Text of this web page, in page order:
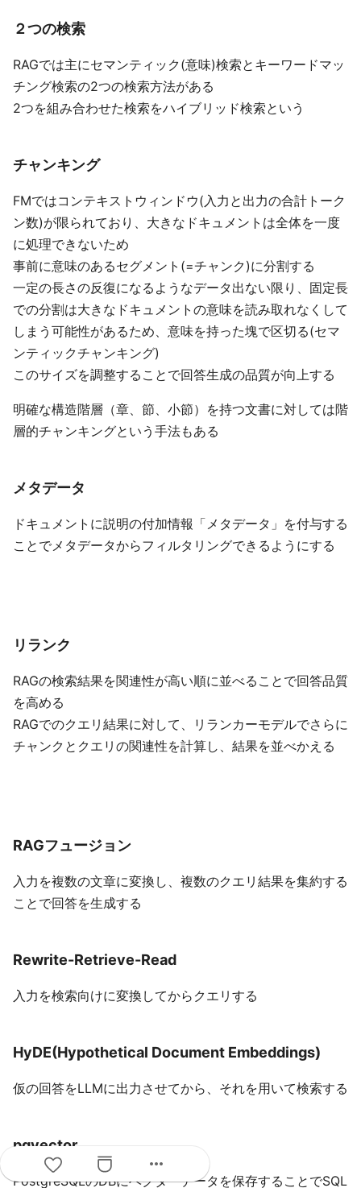
２つの検索
RAGでは主にセマンティック(意味)検索とキーワードマッ
チング検索の2つの検索方法がある
2つを組み合わせた検索をハイブリッド検索という
チャンキング
FMではコンテキストウィンドウ(入力と出力の合計トーク
ン数)が限られており、大きなドキュメントは全体を一度
に処理できないため
事前に意味のあるセグメント(=チャンク)に分割する
一定の長さの反復になるようなデータ出ない限り、固定長
での分割は大きなドキュメントの意味を読み取れなくして
しまう可能性があるため、意味を持った塊で区切る(セマ
ンティックチャンキング)
このサイズを調整することで回答生成の品質が向上する
明確な構造階層（章、節、小節）を持つ文書に対しては階
層的チャンキングという手法もある
メタデータ
ドキュメントに説明の付加情報「メタデータ」を付与する
ことでメタデータからフィルタリングできるようにする
リランク
RAGの検索結果を関連性が高い順に並べることで回答品質
を高める
RAGでのクエリ結果に対して、リランカーモデルでさらに
チャンクとクエリの関連性を計算し、結果を並べかえる
RAGフュージョン
入力を複数の文章に変換し、複数のクエリ結果を集約する
ことで回答を生成する
Rewrite-Retrieve-Read
入力を検索向けに変換してからクエリする
HyDE(Hypothetical Document Embeddings)
仮の回答をLLMに出力させてから、それを用いて検索する
pgvector
PostgreSQLのDBにベクターデータを保存することでSQL
more_horiz